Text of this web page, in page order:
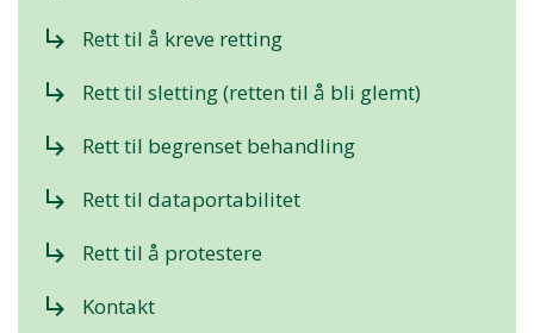
subdirectory_arrow_right Rett til å kreve retting
subdirectory_arrow_right Rett til sletting (retten til å bli glemt)
subdirectory_arrow_right Rett til begrenset behandling
subdirectory_arrow_right Rett til dataportabilitet
subdirectory_arrow_right Rett til å protestere
subdirectory_arrow_right Kontakt